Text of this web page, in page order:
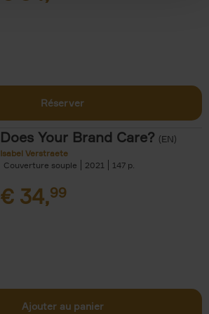
Réserver
Does Your Brand Care? (EN)
Isabel Verstraete
Couverture souple
2021 147
€ 34,99
Ajouter au panier